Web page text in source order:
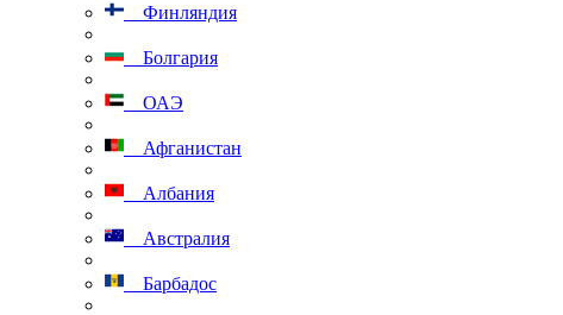
Финляндия
Болгария
ОАЭ
Афганистан
Албания
Австралия
Барбадос